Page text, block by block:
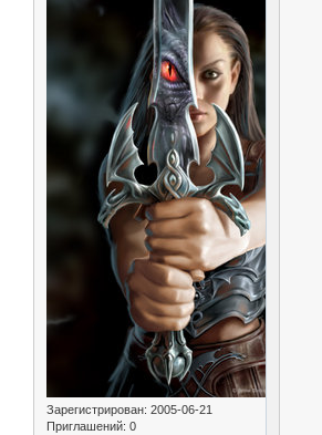
Зарегистрирован: 2005-06-21
Приглашений: 0